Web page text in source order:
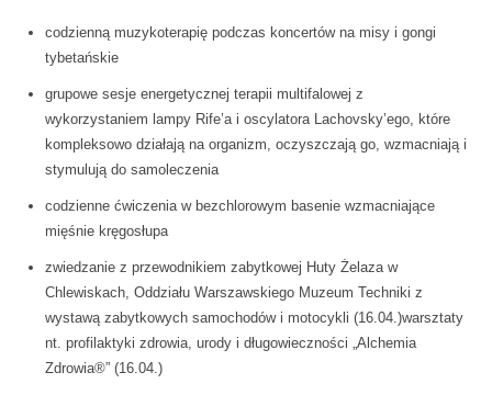
codzienną muzykoterapię podczas koncertów na misy i gongi
tybetańskie
grupowe sesje energetycznej terapii multifalowej z
wykorzystaniem lampy Rife’a i oscylatora Lachovsky’ego, które
kompleksowo działają na organizm, oczyszczają go, wzmacniają i
stymulują do samoleczenia
codzienne ćwiczenia w bezchlorowym basenie wzmacniające
mięśnie kręgosłupa
zwiedzanie z przewodnikiem zabytkowej Huty Żelaza w
Chlewiskach, Oddziału Warszawskiego Muzeum Techniki z
wystawą zabytkowych samochodów i motocykli (16.04.)warsztaty
nt. profilaktyki zdrowia, urody i długowieczności „Alchemia
Zdrowia®” (16.04.)